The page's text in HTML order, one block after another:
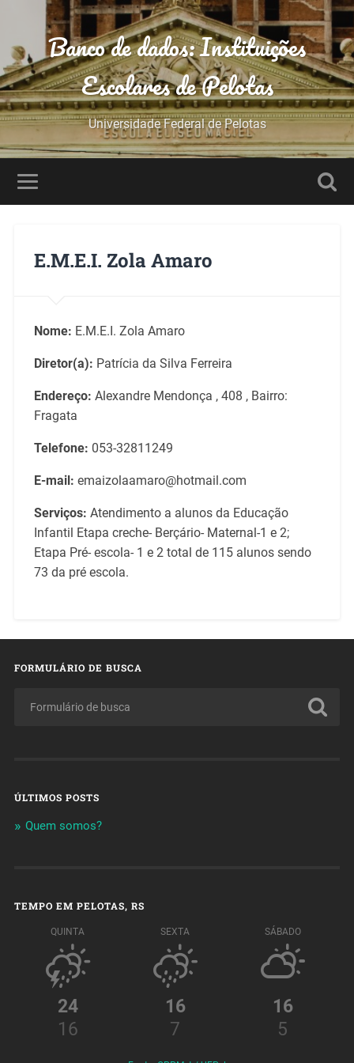
Banco de dados: Instituições
Escolares de Pelotas
Universidade Federal de Pelotas
E.M.E.I. Zola Amaro
Nome: E.M.E.I. Zola Amaro
Diretor(a): Patrícia da Silva Ferreira
Endereço: Alexandre Mendonça , 408 , Bairro:
Fragata
Telefone: 053-32811249
E-mail: emaizolaamaro@hotmail.com
Serviços: Atendimento a alunos da Educação
Infantil Etapa creche- Berçário- Maternal-1 e 2;
Etapa Pré- escola- 1 e 2 total de 115 alunos sendo
73 da pré escola.
FORMULÁRIO DE BUSCA
ÚLTIMOS POSTS
Quem somos?
TEMPO EM PELOTAS, RS
QUINTA
24
16
SEXTA
16
7
SÁBADO
16
5